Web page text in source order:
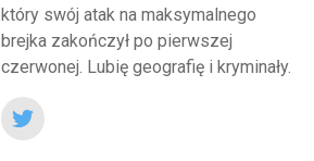
który swój atak na maksymalnego
brejka zakończył po pierwszej
czerwonej. Lubię geografię i kryminały.